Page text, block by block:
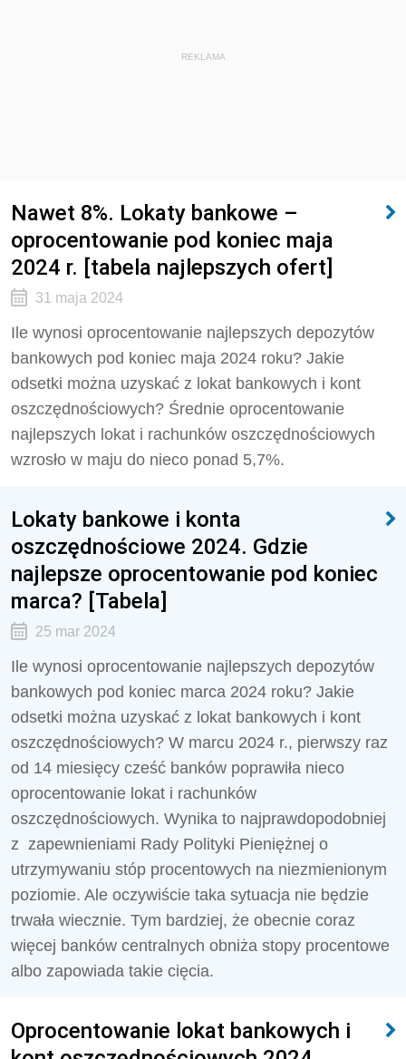
REKLAMA
Nawet 8%. Lokaty bankowe –
oprocentowanie pod koniec maja
2024 r. [tabela najlepszych ofert]
31 maja 2024
Ile wynosi oprocentowanie najlepszych depozytów
bankowych pod koniec maja 2024 roku? Jakie
odsetki można uzyskać z lokat bankowych i kont
oszczędnościowych? Średnie oprocentowanie
najlepszych lokat i rachunków oszczędnościowych
wzrosło w maju do nieco ponad 5,7%.
Lokaty bankowe i konta
oszczędnościowe 2024. Gdzie
najlepsze oprocentowanie pod koniec
marca? [Tabela]
25 mar 2024
Ile wynosi oprocentowanie najlepszych depozytów
bankowych pod koniec marca 2024 roku? Jakie
odsetki można uzyskać z lokat bankowych i kont
oszczędnościowych? W marcu 2024 r., pierwszy raz
od 14 miesięcy cześć banków poprawiła nieco
oprocentowanie lokat i rachunków
oszczędnościowych. Wynika to najprawdopodobniej
z zapewnieniami Rady Polityki Pieniężnej o
utrzymywaniu stóp procentowych na niezmienionym
poziomie. Ale oczywiście taka sytuacja nie będzie
trwała wiecznie. Tym bardziej, że obecnie coraz
więcej banków centralnych obniża stopy procentowe
albo zapowiada takie cięcia.
Oprocentowanie lokat bankowych i